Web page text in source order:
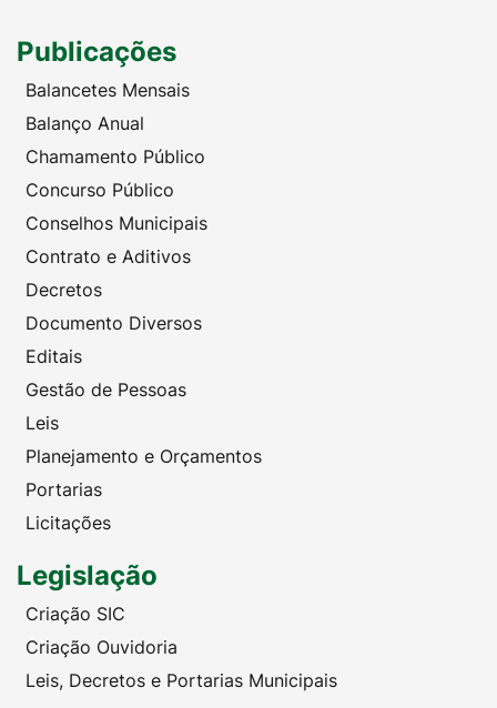
Publicações
Balancetes Mensais
Balanço Anual
Chamamento Público
Concurso Público
Conselhos Municipais
Contrato e Aditivos
Decretos
Documento Diversos
Editais
Gestão de Pessoas
Leis
Planejamento e Orçamentos
Portarias
Licitações
Legislação
Criação SIC
Criação Ouvidoria
Leis, Decretos e Portarias Municipais